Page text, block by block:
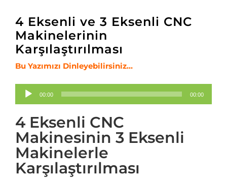
4 Eksenli ve 3 Eksenli CNC
Makinelerinin
Karşılaştırılması
Bu Yazımızı Dinleyebilirsiniz…
Ses
oynatıcı
00:00 00:00
4 Eksenli CNC
Makinesinin 3 Eksenli
Makinelerle
Karşılaştırılması